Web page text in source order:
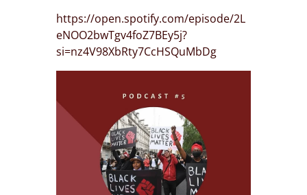
https://open.spotify.com/episode/2L
eNOO2bwTgv4foZ7BEy5j?
si=nz4V98XbRty7CcHSQuMbDg